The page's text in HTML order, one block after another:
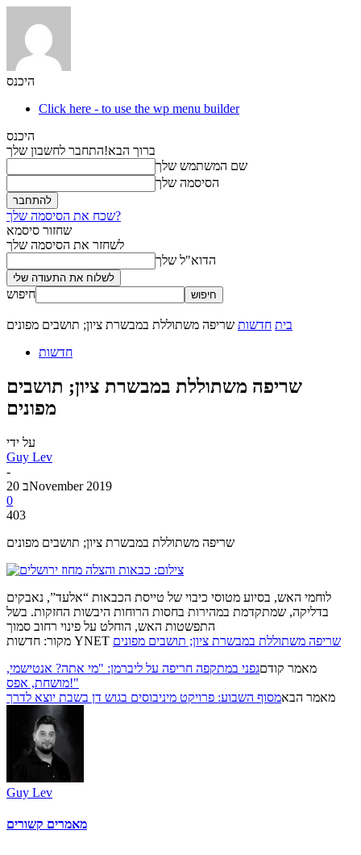
היכנס
Click here - to use the wp menu builder
היכנס
ברוך הבא!התחבר לחשבון שלך
שם המשתמש שלך
הסיסמה שלך
שכח את הסיסמה שלך?
שחזור סיסמא
לשחזר את הסיסמה שלך
הדוא"ל שלך
חיפוש
בית חדשות שריפה משתוללת במבשרת ציון; תושבים מפונים
חדשות
שריפה משתוללת במבשרת ציון; תושבים
מפונים
על ידי
Guy Lev
-
20 בNovember 2019
0
403
שריפה משתוללת במבשרת ציון; תושבים מפונים
לוחמי האש, בסיוע מטוסי כיבוי של טייסת הכבאות “אלעד”, נאבקים
בדליקה, שמתקדמת במהירות בחסות הרוחות היבשות החזקות. בשל
התפשטות האש, הוחלט על פינוי רחוב סמוך
מקור: חדשות YNET שריפה משתוללת במבשרת ציון; תושבים מפונים
מאמר קודםגפני במתקפה חריפה על ליברמן: "מי אתה? אנטישמי,
מושחת, אפס!"
מאמר הבאמסוף השבוע: פרויקט מיניבוסים בגוש דן בשבת יוצא לדרך
Guy Lev
מאמרים קשורים